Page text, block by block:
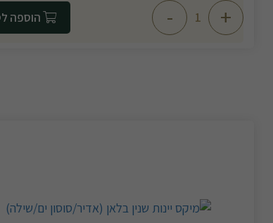
+
-